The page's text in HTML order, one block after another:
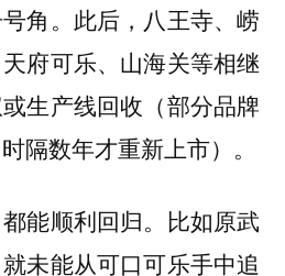
角。此后，八王寺、崂
府可乐、山海关等相继
生产线回收（部分品牌
隔数年才重新上市）。
能顺利回归。比如原武
未能从可口可乐手中追